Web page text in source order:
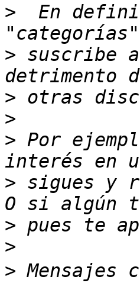
>
En
> suscribe
>
>
> Por
> sigues y
>
>
> Mensajes